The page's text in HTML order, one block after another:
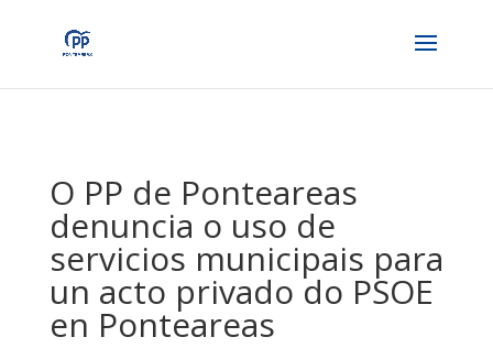
O PP de Ponteareas
denuncia o uso de
servicios municipais para
un acto privado do PSOE
en Ponteareas